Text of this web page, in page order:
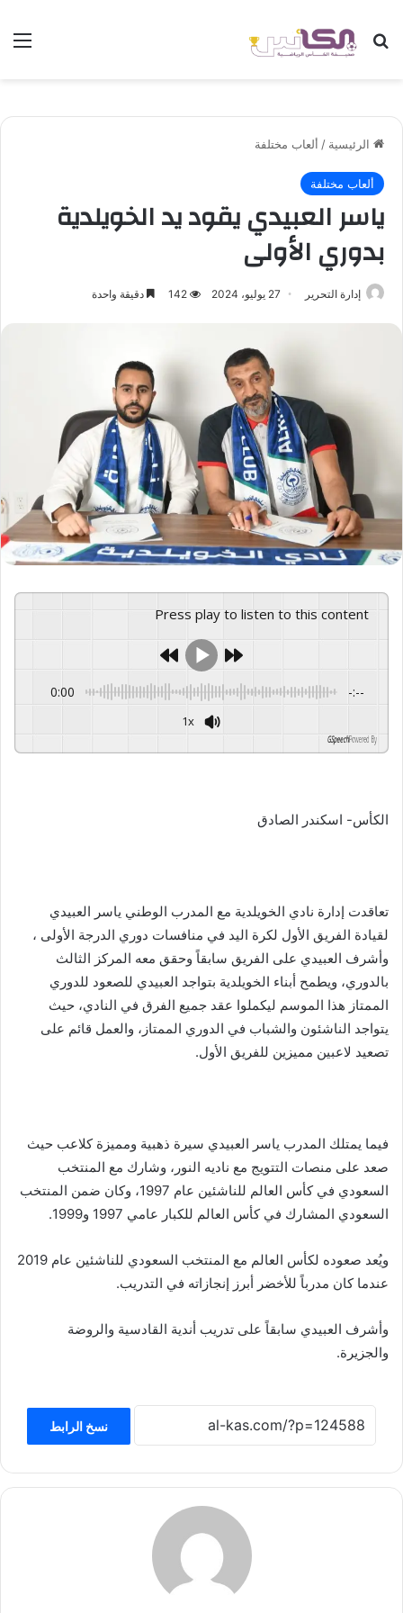
بحث عن
الرئيسية / ألعاب مختلفة
ألعاب مختلفة
ياسر العبيدي يقود يد الخويلدية
بدوري الأولى
إدارة التحرير 27 يوليو، 2024 142 دقيقة واحدة
Press play to listen to this content
0:00 -:--
1x
Powered By
GSpeech
الكأس- اسكندر الصادق
تعاقدت إدارة نادي الخويلدية مع المدرب الوطني ياسر العبيدي
لقيادة الفريق الأول لكرة اليد في منافسات دوري الدرجة الأولى ،
وأشرف العبيدي على الفريق سابقاً وحقق معه المركز الثالث
بالدوري، ويطمح أبناء الخويلدية بتواجد العبيدي للصعود للدوري
الممتاز هذا الموسم ليكملوا عقد جميع الفرق في النادي، حيث
يتواجد الناشئون والشباب في الدوري الممتاز، والعمل قائم على
تصعيد لاعبين مميزين للفريق الأول.
فيما يمتلك المدرب ياسر العبيدي سيرة ذهبية ومميزة كلاعب حيث
صعد على منصات التتويج مع ناديه النور، وشارك مع المنتخب
السعودي في كأس العالم للناشئين عام 1997، وكان ضمن المنتخب
السعودي المشارك في كأس العالم للكبار عامي 1997 و1999.
ويُعد صعوده لكأس العالم مع المنتخب السعودي للناشئين عام 2019
عندما كان مدرباً للأخضر أبرز إنجازاته في التدريب.
وأشرف العبيدي سابقاً على تدريب أندية القادسية والروضة
والجزيرة.
نسخ الرابط